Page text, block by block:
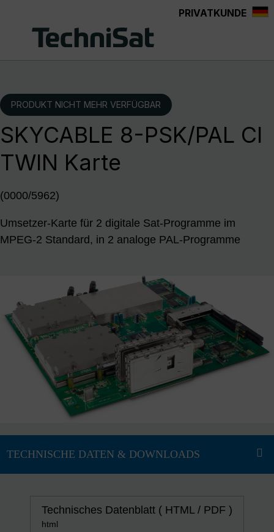
PRIVATKUNDE
PRODUKT NICHT MEHR VERFÜGBAR
SKYCABLE 8-PSK/PAL CI
TWIN Karte
(0000/5962)
Umsetzer-Karte für 2 digitale Sat-Programme im
MPEG-2 Standard, in 2 analoge PAL-Programme
Technisches Datenblatt ( HTML / PDF )
html